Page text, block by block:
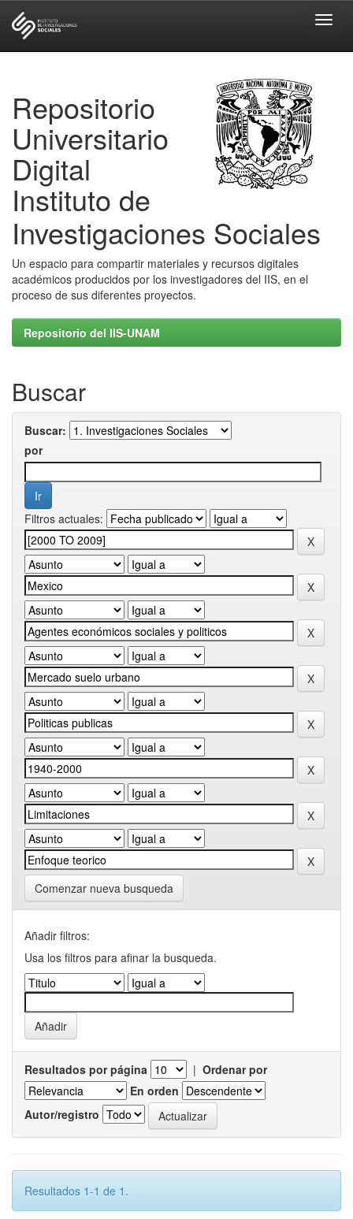
Repositorio
Universitario
Digital
Instituto de
Investigaciones Sociales
Un espacio para compartir materiales y recursos digitales
académicos producidos por los investigadores del IIS, en el
proceso de sus diferentes proyectos.
Repositorio del IIS-UNAM
Buscar
Buscar:
por
Filtros actuales:
Comenzar nueva busqueda
Añadir filtros:
Usa los filtros para afinar la busqueda.
Resultados por página | Ordenar por
En orden
Autor/registro
Resultados 1-1 de 1.